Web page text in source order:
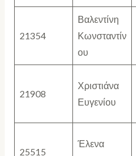
21354
Βαλεντίνη
Κωνσταντίν
ου
21908
Χριστιάνα
Ευγενίου
25515
Έλενα